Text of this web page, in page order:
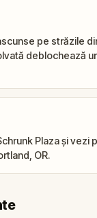
pe străzile
deblochează
Plaza și vezi
OR.